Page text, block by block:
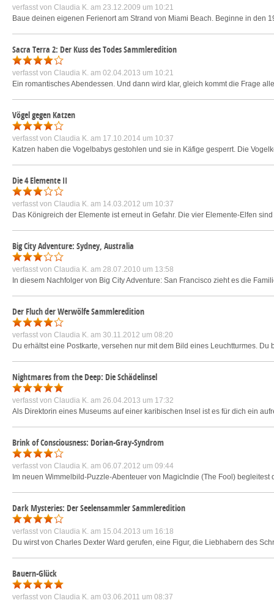
verfasst von Claudia K. am 23.12.2009 um 10:21
Baue deinen eigenen Ferienort am Strand von Miami Beach. Beginne in
Sacra Terra 2: Der Kuss des Todes Sammleredition
verfasst von Claudia K. am 02.04.2013 um 10:21
Ein romantisches Abendessen. Und dann wird klar, gleich kommt die Frage
Vögel gegen Katzen
verfasst von Claudia K. am 17.10.2014 um 10:37
Katzen haben die Vogelbabys gestohlen und sie in Käfige gesperrt. Die
Die 4 Elemente II
verfasst von Claudia K. am 14.03.2012 um 10:37
Das Königreich der Elemente ist erneut in Gefahr. Die vier Elemente-Elfen
Big City Adventure: Sydney, Australia
verfasst von Claudia K. am 28.07.2010 um 13:58
In diesem Nachfolger von Big City Adventure: San Francisco zieht es die
Der Fluch der Werwölfe Sammleredition
verfasst von Claudia K. am 30.11.2012 um 08:20
Du erhältst eine Postkarte, versehen nur mit dem Bild eines Leuchtturmes.
Nightmares from the Deep: Die Schädelinsel
verfasst von Claudia K. am 26.04.2013 um 17:32
Als Direktorin eines Museums auf einer karibischen Insel ist es für dich ein
Brink of Consciousness: Dorian-Gray-Syndrom
verfasst von Claudia K. am 06.07.2012 um 09:44
Im neuen Wimmelbild-Puzzle-Abenteuer von MagicIndie (The Fool)
Dark Mysteries: Der Seelensammler Sammleredition
verfasst von Claudia K. am 15.04.2013 um 16:18
Du wirst von Charles Dexter Ward gerufen, eine Figur, die Liebhabern des
Bauern-Glück
verfasst von Claudia K. am 03.06.2011 um 08:37